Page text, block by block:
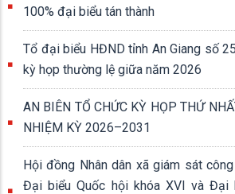
100% đại biểu tán thành
Tổ đại biểu HĐND tỉnh An Giang số
kỳ họp thường lệ giữa năm 2026
AN BIÊN TỔ CHỨC KỲ HỌP THỨ
NHIỆM KỲ 2026–2031
Hội đồng Nhân dân xã giám sát
Đại biểu Quốc hội khóa XVI và Đại